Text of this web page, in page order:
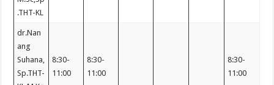
.THT-KL
dr.Nan
ang
Suhana,
Sp.THT-
8:30-
11:00
8:30-
11:00
8:30-
11:00